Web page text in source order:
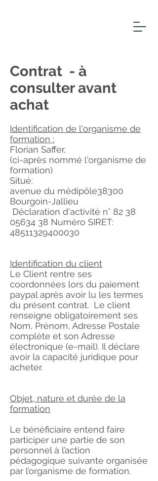
Contrat - à
consulter avant
achat
Identification de l'organisme de
formation :
Florian Saffer,
(ci-après nommé l'organisme de
formation)
Situé:
avenue du médipôle38300
Bourgoin-Jallieu
Déclaration d'activité n° 82 38
05634 38 Numéro SIRET:
48511329400030
Identification du client
Le Client rentre ses
coordonnées lors du paiement
paypal après avoir lu les termes
du présent contrat. Le client
renseigne obligatoirement ses
Nom, Prénom, Adresse Postale
complète et son Adresse
électronique (e-mail). Il déclare
avoir la capacité juridique pour
acheter.
Objet, nature et durée de la
formation
Le bénéficiaire entend faire
participer une partie de son
personnel à l’action
pédagogique suivante organisée
par l’organisme de formation.